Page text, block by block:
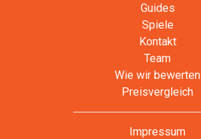
Guides
Spiele
Kontakt
Team
Wie wir bewerten
Preisvergleich
Impressum